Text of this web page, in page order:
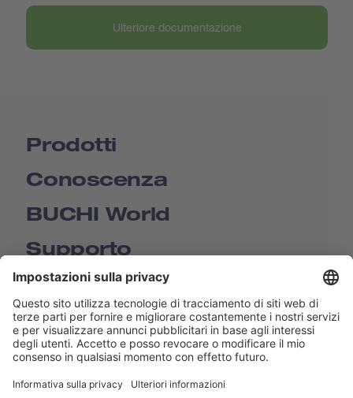
Ulteriore documentazione
Prodotti
Conoscenza
BUCHI World
Supporto
Shop
Contact us